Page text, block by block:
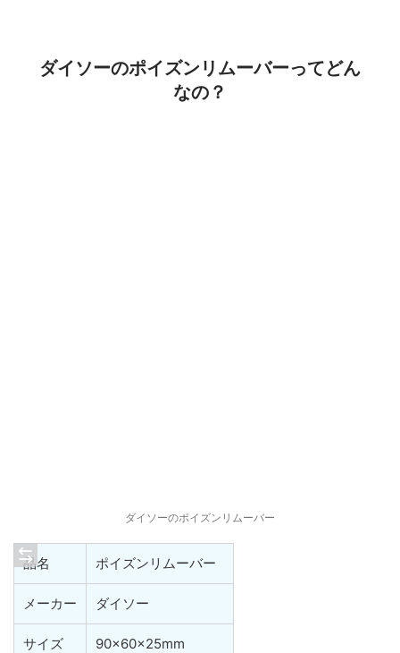
ダイソーのポイズンリムーバーってどん
なの？
ダイソーのポイズンリムーバー
品名 ポイズンリムーバー
メーカー ダイソー
サイズ 90×60×25mm